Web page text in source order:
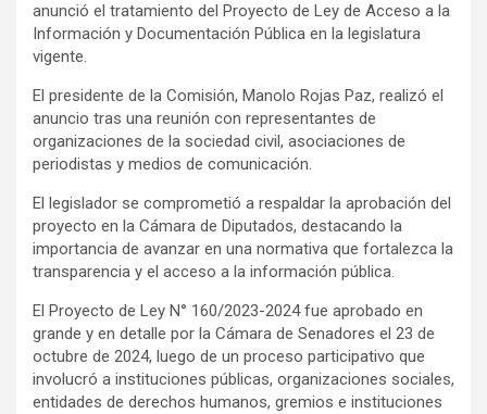
anunció el tratamiento del Proyecto de Ley de Acceso a la
Información y Documentación Pública en la legislatura
vigente.
El presidente de la Comisión, Manolo Rojas Paz, realizó el
anuncio tras una reunión con representantes de
organizaciones de la sociedad civil, asociaciones de
periodistas y medios de comunicación.
El legislador se comprometió a respaldar la aprobación del
proyecto en la Cámara de Diputados, destacando la
importancia de avanzar en una normativa que fortalezca la
transparencia y el acceso a la información pública.
El Proyecto de Ley N° 160/2023-2024 fue aprobado en
grande y en detalle por la Cámara de Senadores el 23 de
octubre de 2024, luego de un proceso participativo que
involucró a instituciones públicas, organizaciones sociales,
entidades de derechos humanos, gremios e instituciones